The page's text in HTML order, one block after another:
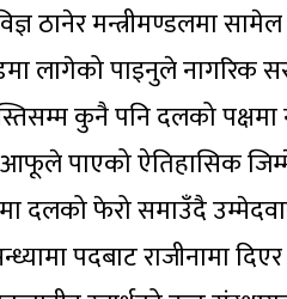
ठानेर मन्त्रीमण्डलमा
लागेको पाइनुले नागरिक
कुनै पनि दलको पक्षमा
पाएको ऐतिहासिक
दलको फेरो समाउँदै
पदबाट राजीनामा